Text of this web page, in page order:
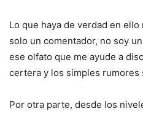
Lo que haya de verdad en
solo un comentador, no soy
ese olfato que me ayude a
certera y los simples rumores
Por otra parte, desde los